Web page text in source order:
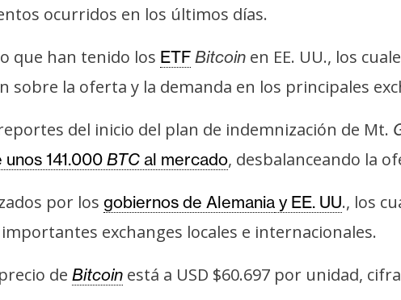
ocurridos en los últimos días.
que han tenido los ETF Bitcoin en EE. UU., los
sobre la oferta y la demanda en los principales
del inicio del plan de indemnización de Mt.
141.000 BTC al mercado, desbalanceando la
por los gobiernos de Alemania y EE. UU., los
exchanges locales e internacionales.
de Bitcoin está a USD $60.697 por unidad,